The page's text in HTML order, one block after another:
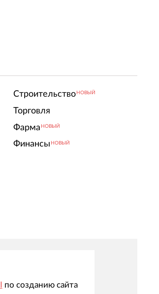
Строительство НОВЫЙ
Торговля
Фарма НОВЫЙ
Финансы НОВЫЙ
по созданию сайта